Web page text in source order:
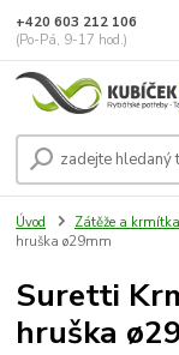
+420 603 212 106
(Po-Pá, 9-17 hod.)
Úvod Zátěže a krmítka
hruška ø29mm
Suretti
hruška